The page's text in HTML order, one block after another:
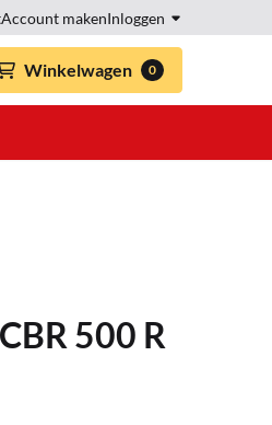
Account makenInloggen
Winkelwagen 0
500 R